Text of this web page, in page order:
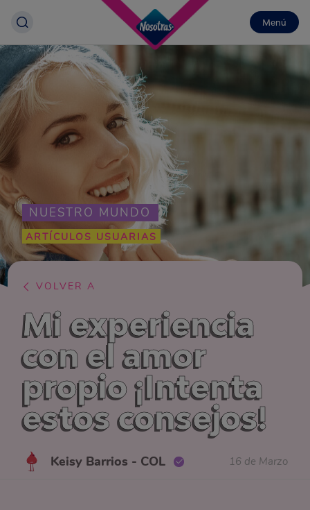
Menú
NUESTRO MUNDO
ARTÍCULOS USUARIAS
VOLVER A
Mi experiencia
con el amor
propio ¡Intenta
estos consejos!
Keisy Barrios - COL 16 de Marzo